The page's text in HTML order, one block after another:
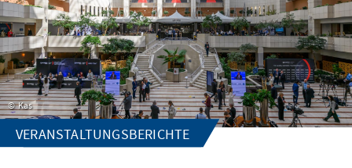
Kas
VERANSTALTUNGSBERICHTE